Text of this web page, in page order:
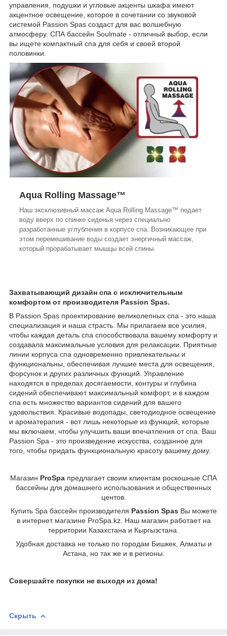
управления, подушки и угловые акценты шкафа имеют
акцентное освещение, которое в сочетании со звуковой
системой Passion Spas создаст для вас волшебную
атмосферу. СПА бассейн Soulmate - отличный выбор, если
вы ищете компактный спа для себя и своей второй
половинки.
Aqua Rolling Massage™
Наш эксклюзивный массаж Aqua Rolling Massage™ подает
воду вверх по спинке сиденья через специально
разработанные углубления в корпусе спа. Возникающее при
этом перемешивание воды создает энергичный массаж,
который прорабатывает мышцы всей спины.
Захватывающий дизайн спа с исключительным
комфортом от производителя Passion Spas.
В Passion Spas проектирование великолепных спа - это наша
специализация и наша страсть. Мы прилагаем все усилия,
чтобы каждая деталь спа способствовала вашему комфорту и
создавала максимальные условия для релаксации. Приятные
линии корпуса спа одновременно привлекательны и
функциональны, обеспечивая лучшие места для освещения,
форсунок и других различных функций. Управление
находятся в пределах досягаемости, контуры и глубина
сидений обеспечивают максимальный комфорт, и в каждом
спа есть множество вариантов сидений для вашего
удовольствия. Красивые водопады, светодиодное освещение
и ароматерапия - вот лишь некоторые из функций, которые
мы включаем, чтобы улучшить ваши впечатления от спа. Ваш
Passion Spa - это произведение искусства, созданное для
того, чтобы придать функциональную красоту вашему дому.
Магазин ProSpa предлагает своим клиентам роскошные СПА
бассейны для домашнего использования и общественных
центов.
Купить Spa бассейн производителя Passion Spas Вы можете
в интернет магазине ProSpa.kz. Наш магазин работает на
территории Казахстана и Кыргызстана.
Удобная доставка не только по городам Бишкек, Алматы и
Астана, но так же и в регионы.
Совершайте покупки не выходя из дома!
Скрыть